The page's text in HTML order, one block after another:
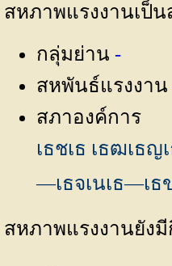
สหภาพแรงงานเป็
กลุ่มย่าน -
สหพันธ์แรงงาน
สภาองค์การ
เธชเธ เธฒเธญเธ
—เธจเนเธ—เธ
สหภาพแรงงานยัง